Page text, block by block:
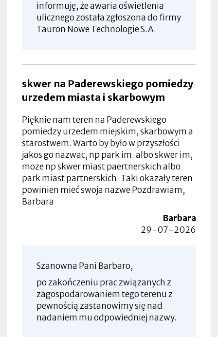
informuję, że awaria oświetlenia
ulicznego została zgłoszona do firmy
Tauron Nowe Technologie S.A.
skwer na Paderewskiego pomiedzy
urzedem miasta i skarbowym
Pięknie nam teren na Paderewskiego
pomiedzy urzedem miejskim, skarbowym a
starostwem. Warto by było w przyszłości
jakos go nazwac, np park im. albo skwer im,
moze np skwer miast paertnerskich albo
park miast partnerskich. Taki okazały teren
powinien mieć swoja nazwe Pozdrawiam,
Barbara
Barbara
29-07-2026
Szanowna Pani Barbaro,
po zakończeniu prac związanych z
zagospodarowaniem tego terenu z
pewnością zastanowimy się nad
nadaniem mu odpowiedniej nazwy.